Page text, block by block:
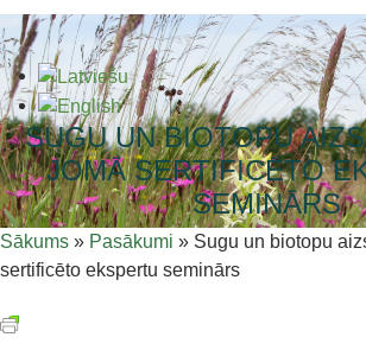
SUGU UN BIOTOPU
JOMĀ SERTIFICĒTO
SEMINĀRS
Sākums » Pasākumi » Sugu un biotopu
sertificēto ekspertu seminārs